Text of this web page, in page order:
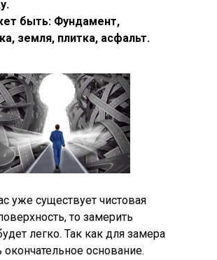
быть: Фундамент,
земля, плитка, асфальт.
уже существует чистовая
то замерить
легко. Так как для замера
окончательное основание.